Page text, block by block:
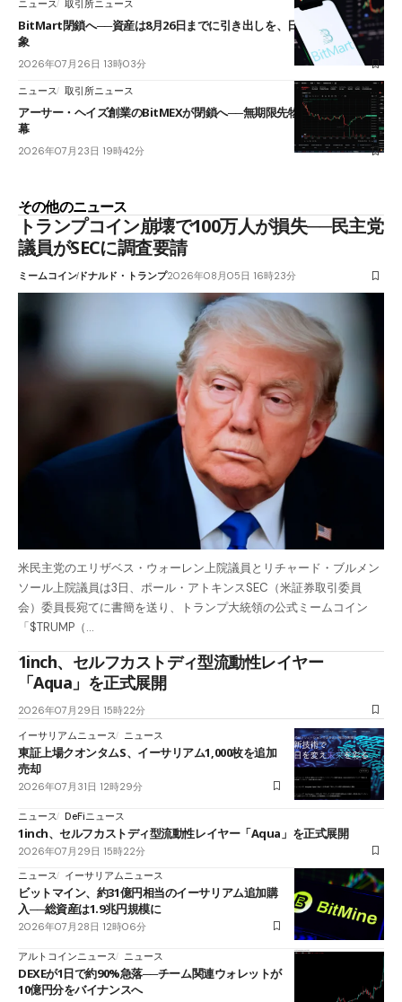
ニュース 取引所ニュース
BitMart閉鎖へ──資産は8月26日までに引き出しを、日本人利用者も対
象
2026年07月26日 13時03分
ニュース 取引所ニュース
アーサー・ヘイズ創業のBitMEXが閉鎖へ──無期限先物を生んだ11年に
幕
2026年07月23日 19時42分
その他のニュース
トランプコイン崩壊で100万人が損失──民主党
議員がSECに調査要請
ミームコインドナルド・トランプ2026年08月05日 16時23分
米民主党のエリザベス・ウォーレン上院議員とリチャード・ブルメン
ソール上院議員は3日、ポール・アトキンスSEC（米証券取引委員
会）委員長宛てに書簡を送り、トランプ大統領の公式ミームコイン
「$TRUMP（…
1inch、セルフカストディ型流動性レイヤー
「Aqua」を正式展開
2026年07月29日 15時22分
イーサリアムニュース
ニュース
東証上場クオンタムS、イーサリアム1,000枚を追加
売却
2026年07月31日 12時29分
ニュース DeFiニュース
1inch、セルフカストディ型流動性レイヤー「Aqua」を正式展開
2026年07月29日 15時22分
ニュース
イーサリアムニュース
ビットマイン、約31億円相当のイーサリアム追加購
入──総資産は1.9兆円規模に
2026年07月28日 12時06分
アルトコインニュース ニュース
DEXEが1日で約90%急落──チーム関連ウォレットが
10億円分をバイナンスへ